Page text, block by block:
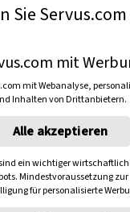
Sie
mit
mit Webanalyse,
Inhalten von Drittanbietern.
Alle akzeptieren
ein wichtiger
Mindestvoraussetzung
für personalisierte